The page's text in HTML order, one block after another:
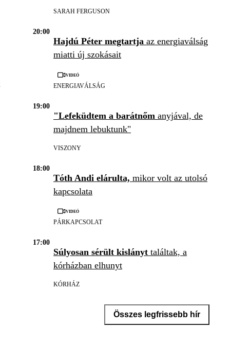
SARAH FERGUSON
20:00
Hajdú Péter megtartja az energiaválság
miatti új szokásait
Videó
ENERGIAVÁLSÁG
19:00
"Lefeküdtem a barátnőm anyjával, de
majdnem lebuktunk"
VISZONY
18:00
Tóth Andi elárulta, mikor volt az utolsó
kapcsolata
Videó
PÁRKAPCSOLAT
17:00
Súlyosan sérült kislányt találtak, a
kórházban elhunyt
KÓRHÁZ
Összes legfrissebb hír